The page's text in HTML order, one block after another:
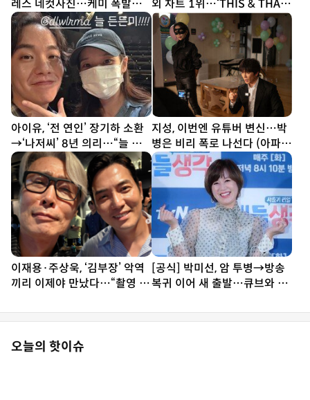
레스 네컷사진…케미 폭발
[DA★]
외 차트 1위…‘THIS & THAT’
흥행 시동
아이유, ‘전 연인’ 장기하 소환
→‘나저씨’ 8년 의리…“늘 든
든” [SD톡톡]
지성, 이번엔 유튜버 변신…박
병은 비리 폭로 나선다 (아파
트)
이재용·주상욱, ‘김부장’ 악역
끼리 이제야 만났다…“촬영 땐
[공식] 박미선, 암 투병→방송
복귀 이어 새 출발…큐브와 6
오늘의 핫이슈